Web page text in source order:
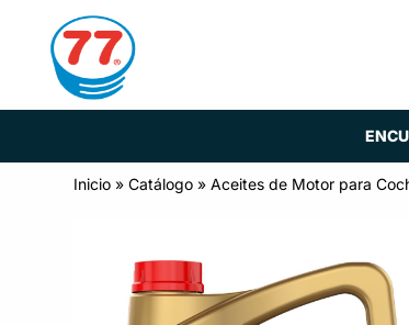
Inicio »Catálogo »Aceites de Motor para